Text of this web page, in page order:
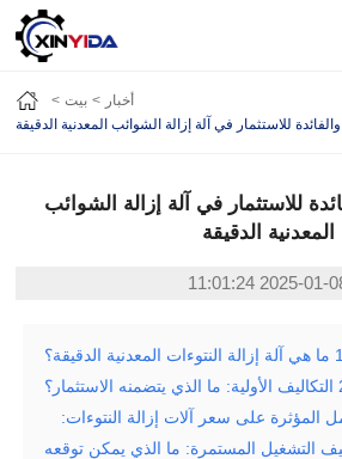
بيت
أخبار
للاستثمار في آلة إزالة الشوائب المعدنية الدقيقة
للاستثمار في آلة إزالة الشوائب
المعدنية الدقيقة
2025-01-08
1 ما هي آلة إزالة النتوءات المعدنية الدقيقة؟
التكاليف الأولية: ما الذي يتضمنه الاستثمار؟
المؤثرة على سعر آلات إزالة النتوءات:
التشغيل المستمرة: ما الذي يمكن توقعه